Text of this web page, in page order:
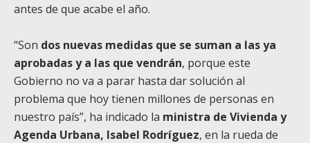
antes de que acabe el año.
“Son dos nuevas medidas que se suman a las ya
aprobadas y a las que vendrán, porque este
Gobierno no va a parar hasta dar solución al
problema que hoy tienen millones de personas en
nuestro país”, ha indicado la ministra de Vivienda y
Agenda Urbana, Isabel Rodríguez, en la rueda de